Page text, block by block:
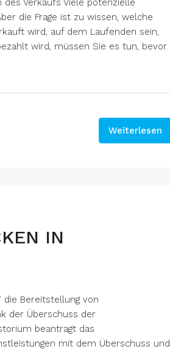
Verkaufs Viele potenzielle
die Frage ist zu wissen, welche
wird, auf dem Laufenden sein,
wird, müssen Sie es tun, bevor
Weiterlesen
IN
die Bereitstellung von
der Überschuss der
beantragt das
mit dem Überschuss und